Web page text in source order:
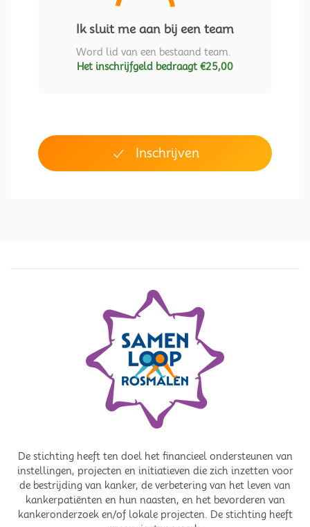
Ik sluit me aan bij een team
Word lid van een bestaand team.
Het inschrijfgeld bedraagt €25,00
Inschrijven
De stichting heeft ten doel het financieel ondersteunen van
instellingen, projecten en initiatieven die zich inzetten voor
de bestrijding van kanker, de verbetering van het leven van
kankerpatiënten en hun naasten, en het bevorderen van
kankeronderzoek en/of lokale projecten. De stichting heeft